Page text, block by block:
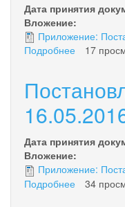
Дата принятия
Вложение:
Приложение:
Подробнее
85
16.05.2016
17
Дата принятия
Вложение:
Приложение:
Подробнее
34